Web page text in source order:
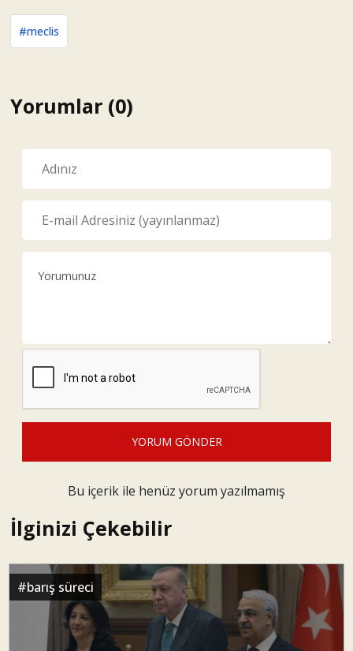
#meclis
Yorumlar (0)
YORUM GÖNDER
Bu içerik ile henüz yorum yazılmamış
İlginizi Çekebilir
#barış süreci